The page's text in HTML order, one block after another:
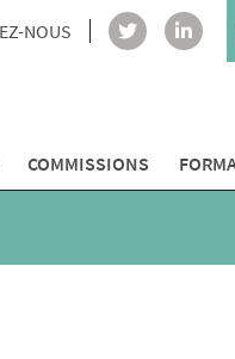
NOUS
COMMISSIONS